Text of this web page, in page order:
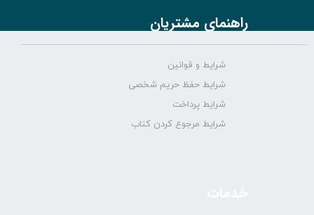
راهنمای مشتریان
شرایط و قوانین
شرایط حفظ حریم شخصی
شرایط پرداخت
شرایط مرجوع کردن کتاب